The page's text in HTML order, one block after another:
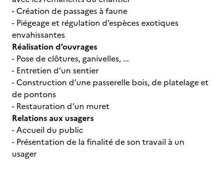
- Création de passages à faune
- Piégeage et régulation d’espèces exotiques
envahissantes
Réalisation d’ouvrages
- Pose de clôtures, ganivelles, ...
- Entretien d’un sentier
- Construction d’une passerelle bois, de platelage et
de pontons
- Restauration d’un muret
Relations aux usagers
- Accueil du public
- Présentation de la finalité de son travail à un
usager